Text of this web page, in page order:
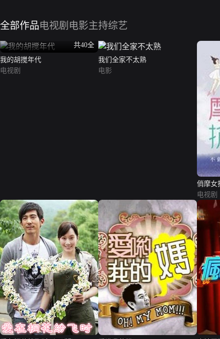
全部作品电视剧 电影主持综艺
共40全
我的胡搅年代
电视剧
我们全家不太熟
电影
俏摩女
电视剧